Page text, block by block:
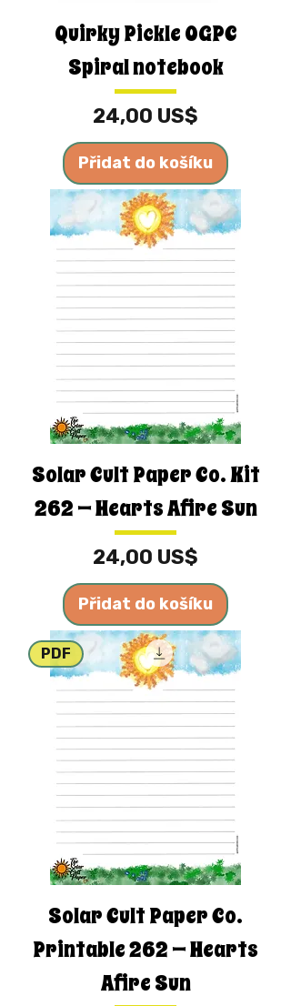
Quirky Pickle OGPC
Spiral notebook
Cena
24,00 US$
Přidat do košíku
Solar Cult Paper Co. Kit
262 — Hearts Afire Sun
Cena
24,00 US$
Přidat do košíku
PDF
Solar Cult Paper Co.
Printable 262 — Hearts
Afire Sun